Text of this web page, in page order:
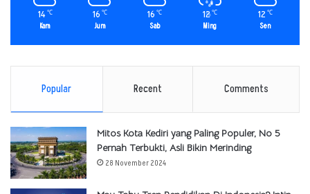
14 ℃
Kam
16 ℃
Jum
16 ℃
Sab
12℃
Ming
12 ℃
Sen
Popular Recent Comments
Mitos Kota Kediri yang Paling Populer, No 5
Pernah Terbukti, Asli Bikin Merinding
28 November 2024